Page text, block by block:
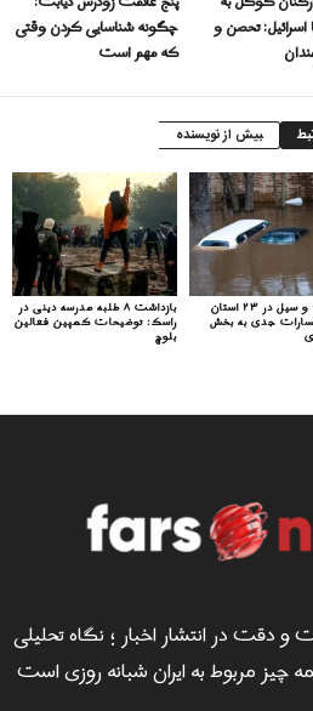
چگونه شناسایی کردن وقتی
که مهم است
تحصن و
بیش از نویسنده
بازداشت ۸ طلبه مدرسه دینی در
راسک: توضیحات کمپین فعالین
بلوچ
بارندگی و سیل در ۲۳ استان
جدی به بخش
فارس نیوز 24 سرعت و دقت در انتشار اخبار ؛ نگاه تحلیلی
چیز مربوط به ایران شبانه روزی است